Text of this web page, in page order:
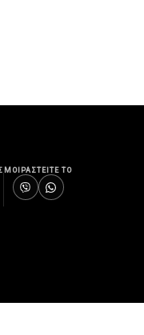
ΜΟΙΡΑΣΤΕΙΤΕ ΤΟ